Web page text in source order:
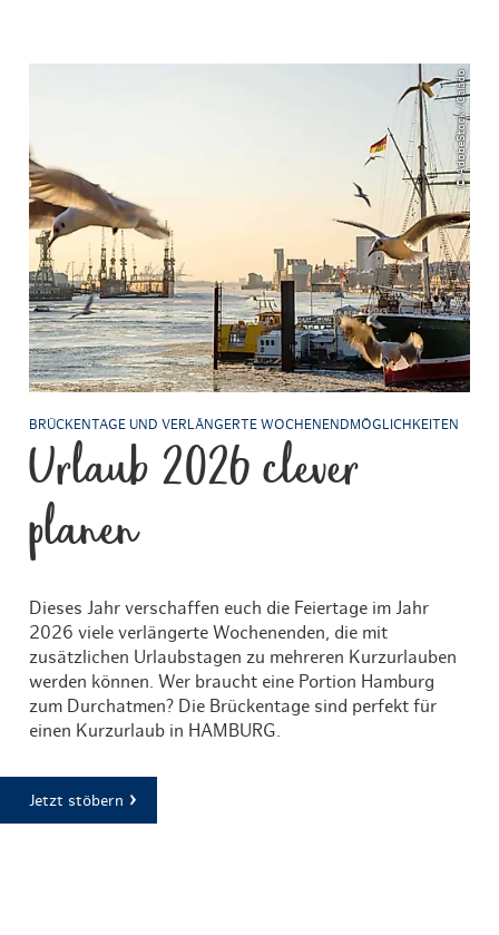
© AdobeStock /Calado
BRÜCKENTAGE UND VERLÄNGERTE WOCHENENDMÖGLICHKEITEN
Urlaub 2026 clever
planen
Dieses Jahr verschaffen euch die Feiertage im Jahr
2026 viele verlängerte Wochenenden, die mit
zusätzlichen Urlaubstagen zu mehreren Kurzurlauben
werden können. Wer braucht eine Portion Hamburg
zum Durchatmen? Die Brückentage sind perfekt für
einen Kurzurlaub in HAMBURG.
Jetzt stöbern